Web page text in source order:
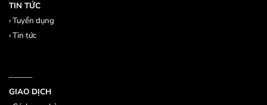
TIN TỨC
›Tuyển dụng
›Tin tức
———
GIAO DỊCH